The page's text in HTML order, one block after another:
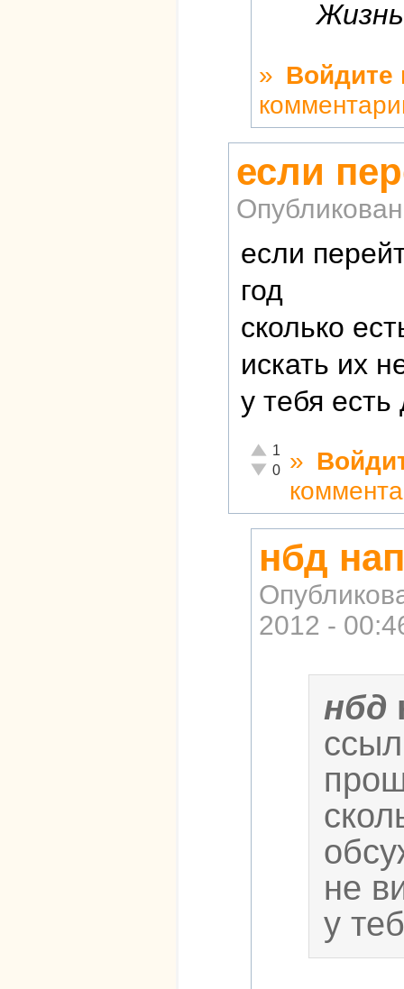
» Войдите
если
если
год
сколько
искать их
у тебя
Отлично!
1
Неадекватно!
0 »
нбд
2012 -
нбд
не
у